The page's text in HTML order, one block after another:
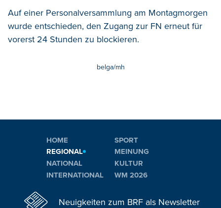
Auf einer Personalversammlung am Montagmorgen
wurde entschieden, den Zugang zur FN erneut für
vorerst 24 Stunden zu blockieren.
belga/mh
HOME
REGIONAL
NATIONAL
INTERNATIONAL
SPORT
MEINUNG
KULTUR
WM 2026
Neuigkeiten zum BRF als Newsletter